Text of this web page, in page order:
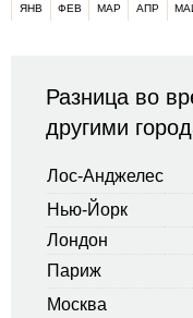
ЯНВ ФЕВ МАР АПР
Разница во
другими
Лос-Анджелес
Нью-Йорк
Лондон
Париж
Москва